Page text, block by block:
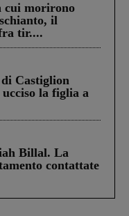
cui morirono
il
tir....
Castiglion
la figlia a
Billal. La
contattate